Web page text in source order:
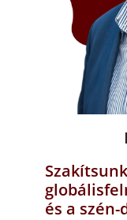
és a